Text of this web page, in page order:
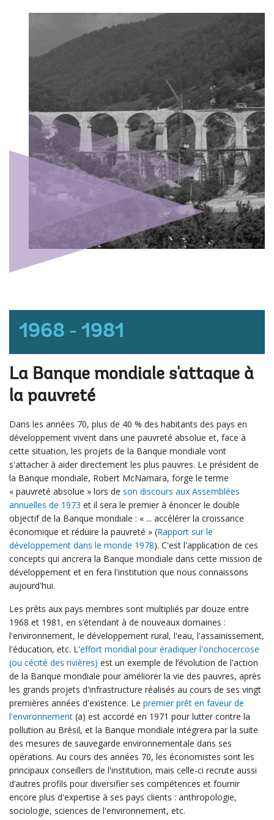
1968 - 1981
La Banque mondiale s'attaque à
la pauvreté
Dans les années 70, plus de 40 % des habitants des pays en
développement vivent dans une pauvreté absolue et, face à
cette situation, les projets de la Banque mondiale vont
s'attacher à aider directement les plus pauvres. Le président de
la Banque mondiale, Robert McNamara, forge le terme
« pauvreté absolue » lors de son discours aux Assemblées
annuelles de 1973 et il sera le premier à énoncer le double
objectif de la Banque mondiale : « ... accélérer la croissance
économique et réduire la pauvreté » (Rapport sur le
développement dans le monde 1978). C'est l'application de ces
concepts qui ancrera la Banque mondiale dans cette mission de
développement et en fera l'institution que nous connaissons
aujourd'hui.
Les prêts aux pays membres sont multipliés par douze entre
1968 et 1981, en s’étendant à de nouveaux domaines :
l'environnement, le développement rural, l'eau, l'assainissement,
l'éducation, etc. L'effort mondial pour éradiquer l'onchocercose
(ou cécité des rivières) est un exemple de l’évolution de l'action
de la Banque mondiale pour améliorer la vie des pauvres, après
les grands projets d'infrastructure réalisés au cours de ses vingt
premières années d'existence. Le premier prêt en faveur de
l'environnement (a) est accordé en 1971 pour lutter contre la
pollution au Brésil, et la Banque mondiale intégrera par la suite
des mesures de sauvegarde environnementale dans ses
opérations. Au cours des années 70, les économistes sont les
principaux conseillers de l'institution, mais celle-ci recrute aussi
d’autres profils pour diversifier ses compétences et fournir
encore plus d'expertise à ses pays clients : anthropologie,
sociologie, sciences de l'environnement, etc.